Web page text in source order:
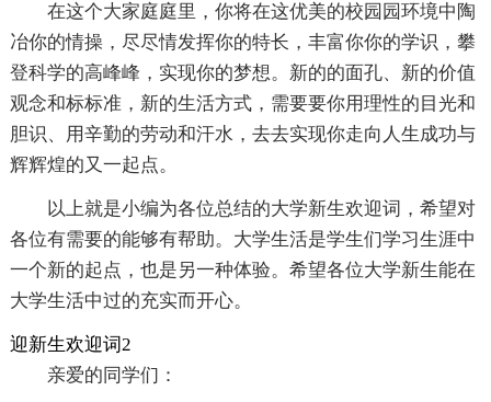
在这个大家庭庭里，你将在这优美的校园园环境中陶
冶你的情操，尽尽情发挥你的特长，丰富你你的学识，攀
登科学的高峰峰，实现你的梦想。新的的面孔、新的价值
观念和标标准，新的生活方式，需要要你用理性的目光和
胆识、用辛勤的劳动和汗水，去去实现你走向人生成功与
辉辉煌的又一起点。
以上就是小编为各位总结的大学新生欢迎词，希望对
各位有需要的能够有帮助。大学生活是学生们学习生涯中
一个新的起点，也是另一种体验。希望各位大学新生能在
大学生活中过的充实而开心。
迎新生欢迎词2
亲爱的同学们：